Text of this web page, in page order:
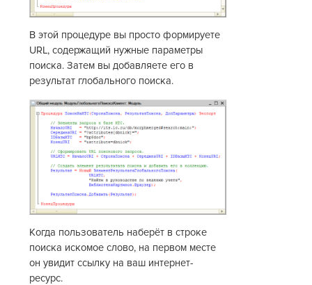
В этой процедуре вы просто формируете
URL, содержащий нужные параметры
поиска. Затем вы добавляете его в
результат глобального поиска.
Когда пользователь наберёт в строке
поиска искомое слово, на первом месте
он увидит ссылку на ваш интернет-
ресурс.